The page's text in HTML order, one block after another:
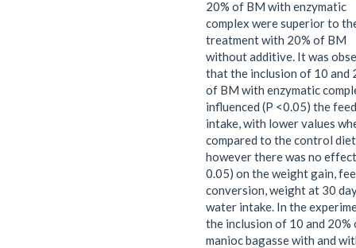
20% of BM with enzymatic
complex were superior to
treatment with 20% of BM
without additive. It was
that the inclusion of 10 and
of BM with enzymatic
influenced (P <0.05) the feed
intake, with lower values
compared to the control
however there was no
0.05) on the weight gain,
conversion, weight at 30
water intake. In the
the inclusion of 10 and 20%
manioc bagasse with and